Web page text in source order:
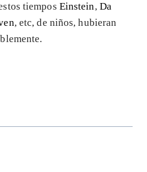
tiempos Einstein, Da
, etc, de niños, hubieran